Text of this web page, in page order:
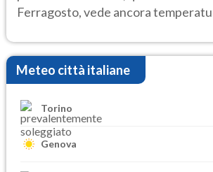
Ferragosto, vede ancora
Meteo città italiane
Torino
Genova